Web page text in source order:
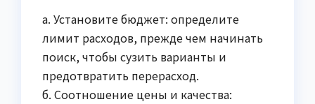
а. Установите бюджет: определите
лимит расходов, прежде чем начинать
поиск, чтобы сузить варианты и
предотвратить перерасход.
б. Соотношение цены и качества: